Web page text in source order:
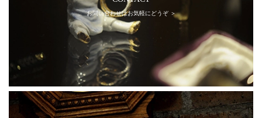
お問い合わせはお気軽にどうぞ ＞